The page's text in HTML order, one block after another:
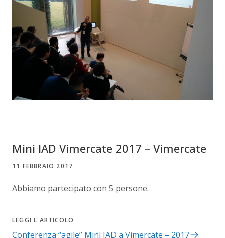
Mini IAD Vimercate 2017 – Vimercate
11 FEBBRAIO 2017
Abbiamo partecipato con 5 persone.
LEGGI L'ARTICOLO
Conferenza “agile” Mini IAD a Vimercate – 2017